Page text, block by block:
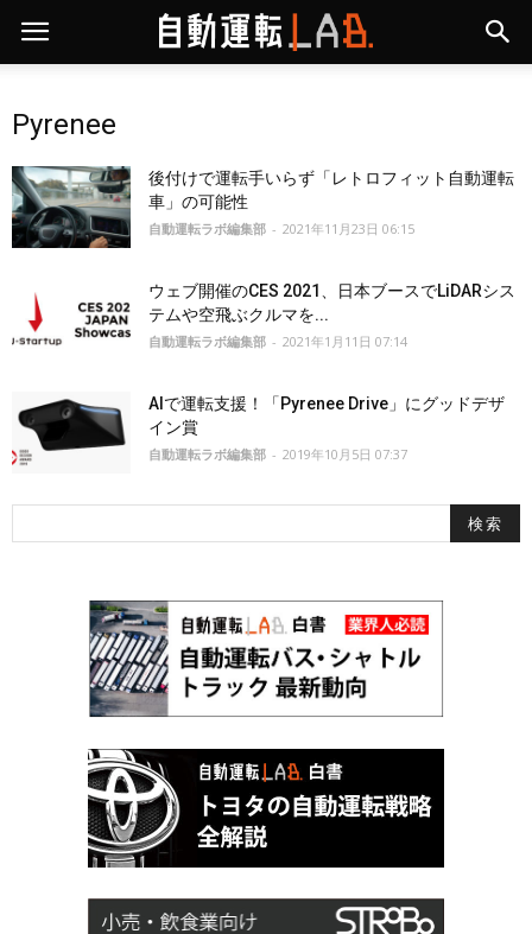
Pyrenee
後付けで運転手いらず「レトロフィット自動運転
車」の可能性
自動運転ラボ編集部 - 2021年11月23日 06:15
ウェブ開催のCES 2021、日本ブースでLiDARシス
テムや空飛ぶクルマを...
自動運転ラボ編集部 - 2021年1月11日 07:14
AIで運転支援！「Pyrenee Drive」にグッドデザ
イン賞
自動運転ラボ編集部 - 2019年10月5日 07:37